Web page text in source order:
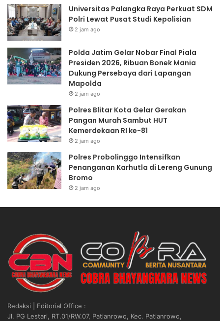
Universitas Palangka Raya Perkuat SDM
Polri Lewat Pusat Studi Kepolisian
2 jam ago
Polda Jatim Gelar Nobar Final Piala
Presiden 2026, Ribuan Bonek Mania
Dukung Persebaya dari Lapangan
Mapolda
2 jam ago
Polres Blitar Kota Gelar Gerakan
Pangan Murah Sambut HUT
Kemerdekaan RI ke-81
2 jam ago
Polres Probolinggo Intensifkan
Penanganan Karhutla di Lereng Gunung
Bromo
2 jam ago
Redaksi | Editorial Office :
Jl. PG Lestari, RT.01/RW.07, Patianrowo, Kec. Patianrowo,